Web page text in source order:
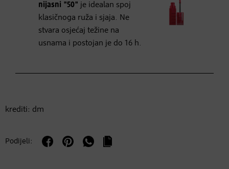
nijasni "50" je idealan spoj
klasičnoga ruža i sjaja. Ne
stvara osjećaj težine na
usnama i postojan je do 16 h.
krediti: dm
Podijeli: